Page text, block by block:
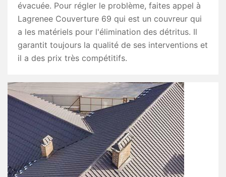
évacuée. Pour régler le problème, faites appel à
Lagrenee Couverture 69 qui est un couvreur qui
a les matériels pour l'élimination des détritus. Il
garantit toujours la qualité de ses interventions et
il a des prix très compétitifs.